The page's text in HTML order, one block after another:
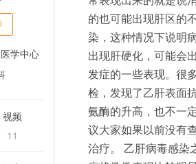
学中心
视频
11
的也可能出现肝区的
染，这种情况下说明
出现肝硬化，可能会
发症的一些表现。很
检，发现了乙肝表面
氨酶的升高，也不一
议大家如果以前没有
治疗。 乙肝病毒感染